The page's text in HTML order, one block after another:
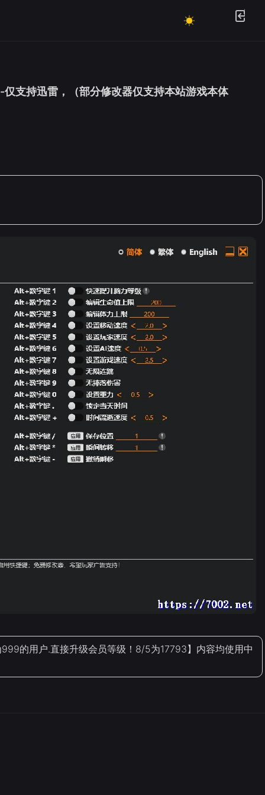
支持迅雷，（部分修改器仅支持本站游戏本体
的用户.直接升级会员等级！8/5为17793】内容均使用中